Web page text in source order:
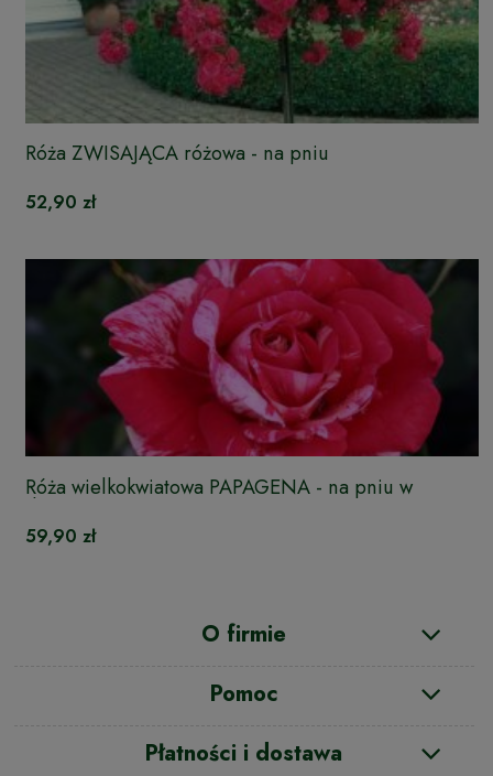
Róża ZWISAJĄCA różowa - na pniu
52,90 zł
Róża wielkokwiatowa PAPAGENA - na pniu w
doniczce
59,90 zł
O firmie
Pomoc
Płatności i dostawa